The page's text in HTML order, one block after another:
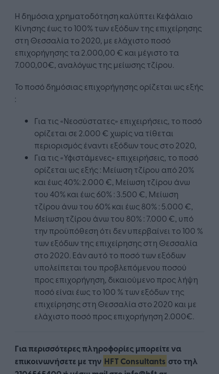
Η δημόσια χρηματοδότηση καλύπτει Κεφάλαιο
Κίνησης έως το 100% των εξόδων της επιχείρησης
στη Θεσσαλία το 2020, με ελάχιστο ποσό
επιχορήγησης τα 2.000,00 € και μέγιστο τα
7.000,00€, αναλόγως της μείωσης τζίρου.
Το ποσό δημόσιας επιχορήγησης ορίζεται ως εξής
:
Για τις «Νεοσύστατες» επιχειρήσεις, το ποσό
ορίζεται σε 2.000 € χωρίς να τίθεται
περιορισμός έναντι εξόδων τους στο 2020,
Για τις «Υφιστάμενες» επιχειρήσεις, το ποσό
ορίζεται ως εξής : Μείωση τζίρου από 20%
και έως 40%: 2.000 €, Μείωση τζίρου άνω
του 40% και έως 60% : 3.500 €, Μείωση
τζίρου άνω του 60% και έως 80% : 5.000 €,
Μείωση τζίρου άνω του 80% : 7.000 €, υπό
την προϋπόθεση ότι δεν υπερβαίνει το 100 %
των εξόδων της επιχείρησης στη Θεσσαλία
στο 2020. Εάν αυτό το ποσό των εξόδων
υπολείπεται του προβλεπόμενου ποσού
προς επιχορήγηση, δικαιούμενο προς λήψη
ποσό είναι έως το 100 % των εξόδων της
επιχείρησης στη Θεσσαλία στο 2020 και με
ελάχιστο ποσό προς επιχορήγηση 2.000€.
Για περισσότερες πληροφορίες μπορείτε να
επικοινωνήσετε με την HFT Consultants στο τηλ